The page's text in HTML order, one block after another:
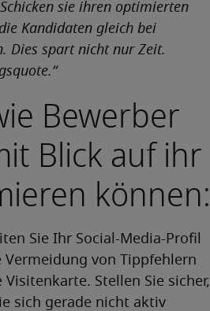
sie ihren optimierten
Kandidaten gleich bei
Dies spart nicht nur Zeit.
Bewerber
Blick auf ihr
können:
Sie Ihr Social-Media-Profil
von Tippfehlern
Stellen Sie sicher,
sich gerade nicht aktiv